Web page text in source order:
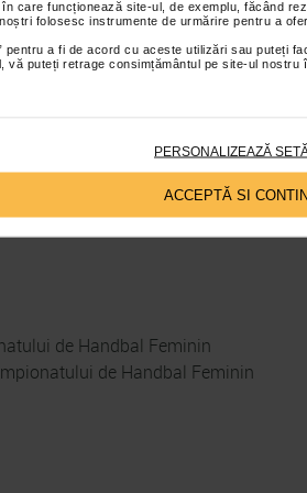
care funcționează site-ul, de exemplu, făcând
folosesc instrumente de urmărire pentru a
pentru a fi de acord cu aceste utilizări sau puteți
puteți retrage consimțământul pe site-ul nostru
PERSONALIZEAZĂ
ACCEPTĂ SI
a fara nici o infrangere!) si Craiovei.
mai strans, 8 – 7.
cu cele de la Satu Mare cu
Racing Team, Brasov, 2015
de Handbal Feminin
de Handbal Feminin